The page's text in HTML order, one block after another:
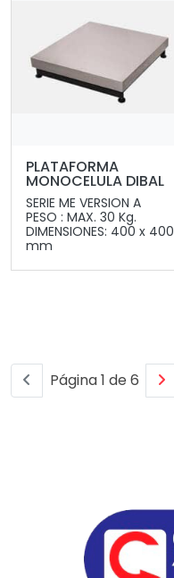
PLATAFORMA
MONOCELULA DIBAL
SERIE ME VERSION A
PESO : MAX. 30 Kg.
DIMENSIONES: 400 x 400
mm
Página 1 de 6